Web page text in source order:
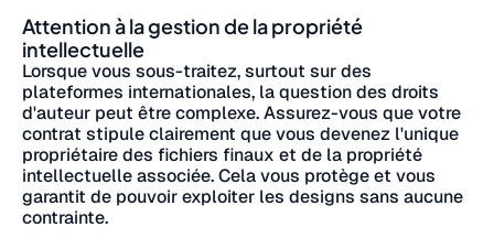
Attention à la gestion de la propriété
intellectuelle
Lorsque vous sous-traitez, surtout sur des
plateformes internationales, la question des droits
d'auteur peut être complexe. Assurez-vous que votre
contrat stipule clairement que vous devenez l'unique
propriétaire des fichiers finaux et de la propriété
intellectuelle associée. Cela vous protège et vous
garantit de pouvoir exploiter les designs sans aucune
contrainte.